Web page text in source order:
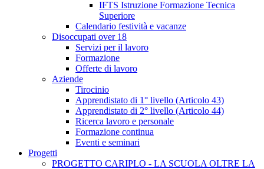
IFTS Istruzione Formazione Tecnica
Superiore
Calendario festività e vacanze
Disoccupati over 18
Servizi per il lavoro
Formazione
Offerte di lavoro
Aziende
Tirocinio
Apprendistato di 1° livello (Articolo 43)
Apprendistato di 2° livello (Articolo 44)
Ricerca lavoro e personale
Formazione continua
Eventi e seminari
Progetti
PROGETTO CARIPLO - LA SCUOLA OLTRE LA